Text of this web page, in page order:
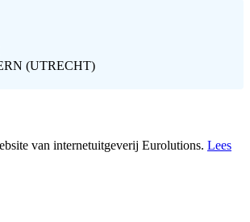
(UTRECHT)
van internetuitgeverij Eurolutions. Lees